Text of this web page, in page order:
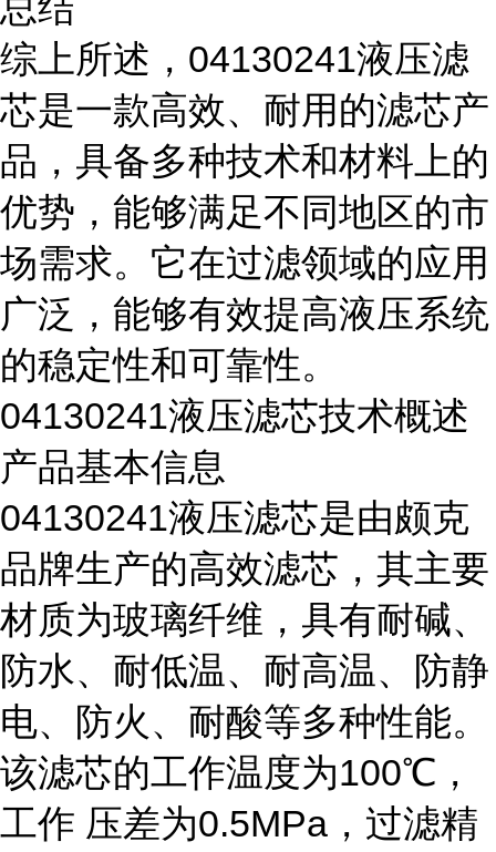
综上所述，04130241液压滤
芯是一款高效、耐用的滤芯产
品，具备多种技术和材料上的
优势，能够满足不同地区的市
场需求。它在过滤领域的应用
广泛，能够有效提高液压系统
的稳定性和可靠性。
04130241液压滤芯技术概述
产品基本信息
04130241液压滤芯是由颇克
品牌生产的高效滤芯，其主要
材质为玻璃纤维，具有耐碱、
防水、耐低温、耐高温、防静
电、防火、耐酸等多种性能。
该滤芯的工作温度为100℃，
工作 压差为0.5MPa，过滤精